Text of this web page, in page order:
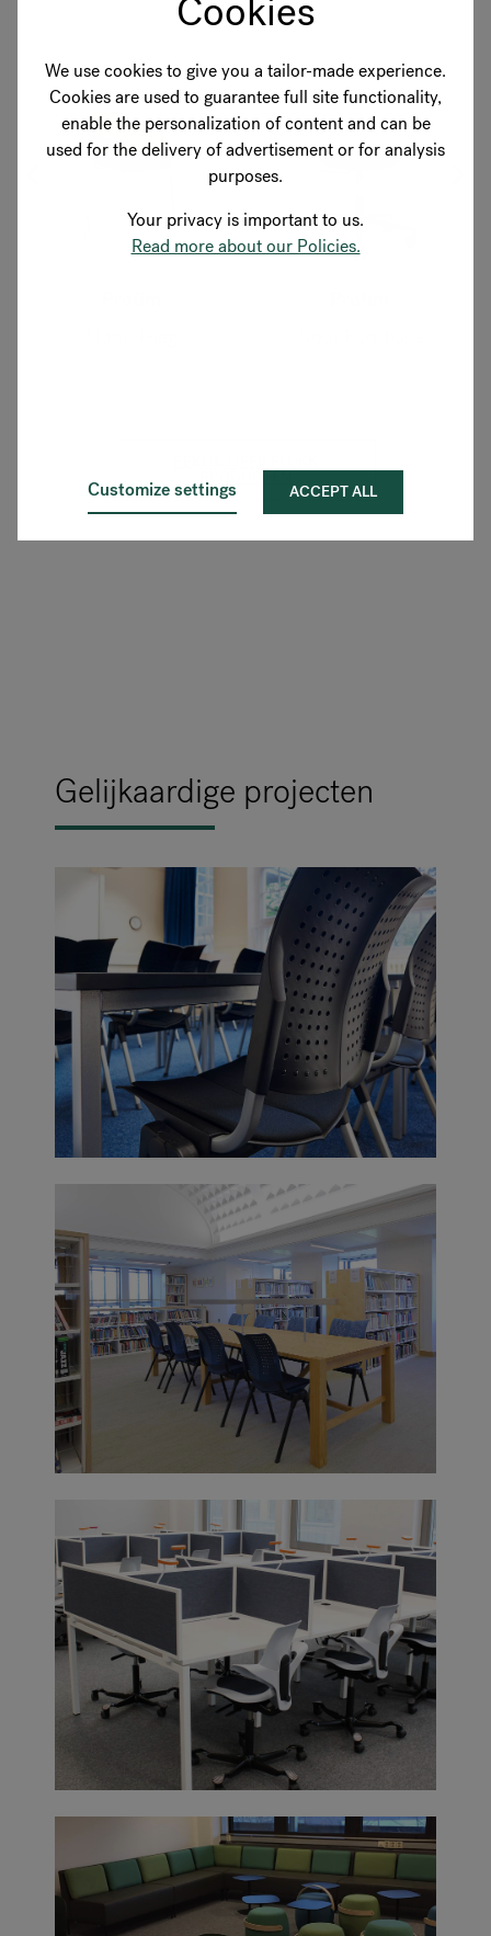
Cookies
We use cookies to give you a tailor-made experience.
Cookies are used to guarantee full site functionality,
enable the personalization of content and can be
used for the delivery of advertisement or for analysis
purposes.
Your privacy is important to us.
Read more about our Policies.
Customize settings ACCEPT ALL
PRODUCTEN
Gelijkaardige projecten